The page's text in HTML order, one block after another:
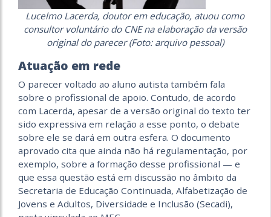
Lucelmo Lacerda, doutor em educação, atuou como
consultor voluntário do CNE na elaboração da versão
original do parecer (Foto: arquivo pessoal)
Atuação em rede
O parecer voltado ao aluno autista também fala
sobre o profissional de apoio. Contudo, de acordo
com Lacerda, apesar de a versão original do texto ter
sido expressiva em relação a esse ponto, o debate
sobre ele se dará em outra esfera. O documento
aprovado cita que ainda não há regulamentação, por
exemplo, sobre a formação desse profissional — e
que essa questão está em discussão no âmbito da
Secretaria de Educação Continuada, Alfabetização de
Jovens e Adultos, Diversidade e Inclusão (Secadi),